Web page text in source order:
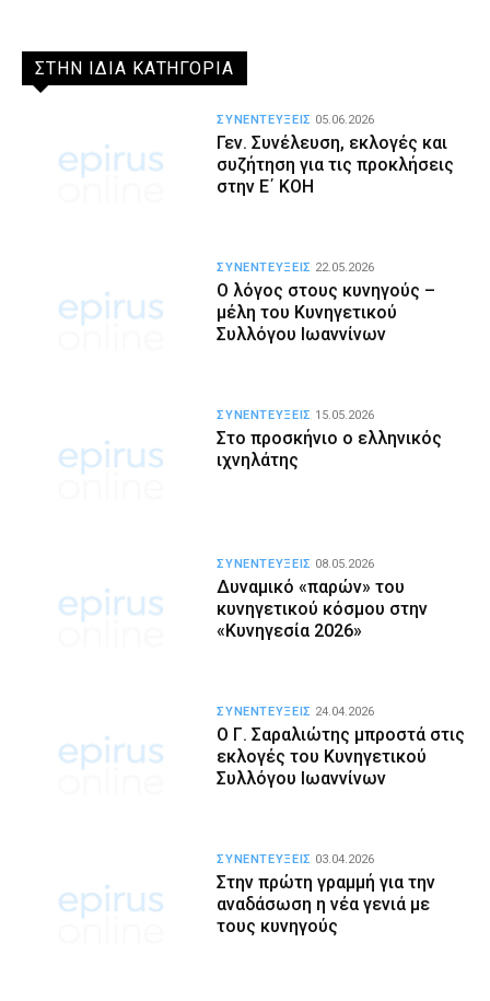
ΣΤΗΝ ΙΔΙΑ ΚΑΤΗΓΟΡΙΑ
Γεν. Συνέλευση, εκλογές και
συζήτηση για τις προκλήσεις
στην Ε΄ ΚΟΗ
ΣΥΝΕΝΤΕΥΞΕΙΣ 05.06.2026
Ο λόγος στους κυνηγούς –
μέλη του Κυνηγετικού
Συλλόγου Ιωαννίνων
ΣΥΝΕΝΤΕΥΞΕΙΣ 22.05.2026
Στο προσκήνιο ο ελληνικός
ιχνηλάτης
ΣΥΝΕΝΤΕΥΞΕΙΣ 15.05.2026
Δυναμικό «παρών» του
κυνηγετικού κόσμου στην
«Κυνηγεσία 2026»
ΣΥΝΕΝΤΕΥΞΕΙΣ 08.05.2026
Ο Γ. Σαραλιώτης μπροστά στις
εκλογές του Κυνηγετικού
Συλλόγου Ιωαννίνων
ΣΥΝΕΝΤΕΥΞΕΙΣ 24.04.2026
Στην πρώτη γραμμή για την
αναδάσωση η νέα γενιά με
τους κυνηγούς
ΣΥΝΕΝΤΕΥΞΕΙΣ 03.04.2026